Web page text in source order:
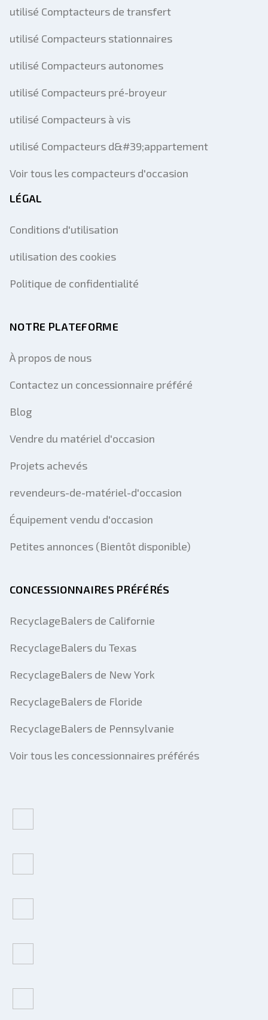
utilisé Comptacteurs de transfert
utilisé Compacteurs stationnaires
utilisé Compacteurs autonomes
utilisé Compacteurs pré-broyeur
utilisé Compacteurs à vis
utilisé Compacteurs d&#39;appartement
Voir tous les compacteurs d'occasion
LÉGAL
Conditions d'utilisation
utilisation des cookies
Politique de confidentialité
NOTRE PLATEFORME
À propos de nous
Contactez un concessionnaire préféré
Blog
Vendre du matériel d'occasion
Projets achevés
revendeurs-de-matériel-d'occasion
Équipement vendu d'occasion
Petites annonces (Bientôt disponible)
CONCESSIONNAIRES PRÉFÉRÉS
RecyclageBalers de Californie
RecyclageBalers du Texas
RecyclageBalers de New York
RecyclageBalers de Floride
RecyclageBalers de Pennsylvanie
Voir tous les concessionnaires préférés